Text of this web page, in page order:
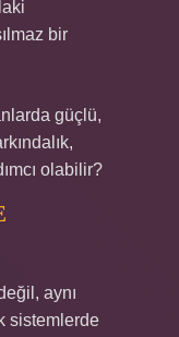
bir
güçlü,
olabilir?
aynı
sistemlerde